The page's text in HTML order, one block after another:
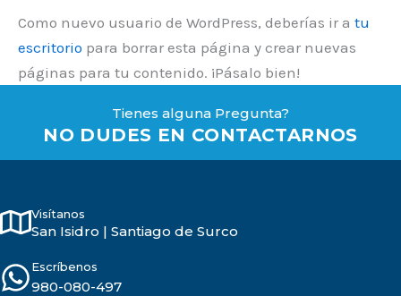
Como nuevo usuario de WordPress, deberías ir a tu
escritorio para borrar esta página y crear nuevas
páginas para tu contenido. ¡Pásalo bien!
Tienes alguna Pregunta?
NO DUDES EN CONTACTARNOS
Visítanos
San Isidro | Santiago de Surco
Escríbenos
980-080-497